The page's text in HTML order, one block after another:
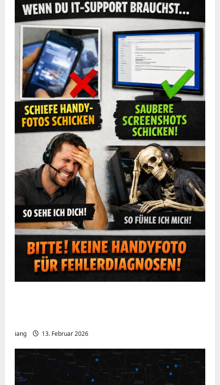
iang 13. Februar 2026